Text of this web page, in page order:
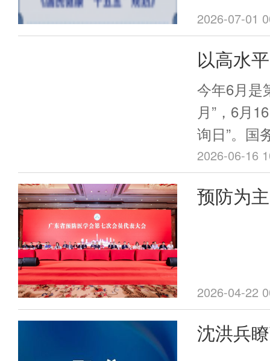
2026-07-01
以高水
展
今年6月是
月”，6月
询日”。国
急管理部
应急——排
题部署系
福安宁，
更加突出
体系和能
2026-06-16
预防为
2026-04-22
沈洪兵